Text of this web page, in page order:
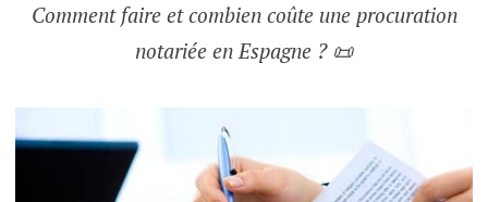
Comment faire et combien coûte une procuration
notariée en Espagne ? 📜